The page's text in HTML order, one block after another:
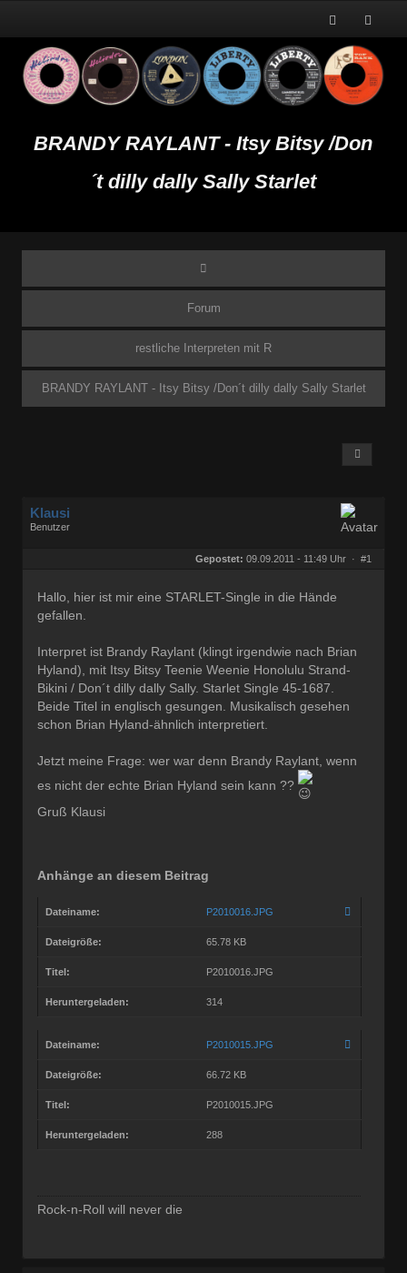
BRANDY RAYLANT - Itsy Bitsy /Don
´t dilly dally Sally Starlet
Forum
restliche Interpreten mit R
BRANDY RAYLANT - Itsy Bitsy /Don´t dilly dally Sally Starlet
Klausi
Benutzer
Gepostet: 09.09.2011 - 11:49 Uhr · #1
Hallo, hier ist mir eine STARLET-Single in die Hände
gefallen.
Interpret ist Brandy Raylant (klingt irgendwie nach Brian
Hyland), mit Itsy Bitsy Teenie Weenie Honolulu Strand-
Bikini / Don´t dilly dally Sally. Starlet Single 45-1687.
Beide Titel in englisch gesungen. Musikalisch gesehen
schon Brian Hyland-ähnlich interpretiert.
Jetzt meine Frage: wer war denn Brandy Raylant, wenn
es nicht der echte Brian Hyland sein kann ??
Gruß Klausi
Anhänge an diesem Beitrag
Dateiname: P2010016.JPG
Dateigröße: 65.78 KB
Titel: P2010016.JPG
Heruntergeladen: 314
Dateiname: P2010015.JPG
Dateigröße: 66.72 KB
Titel: P2010015.JPG
Heruntergeladen: 288
Rock-n-Roll will never die